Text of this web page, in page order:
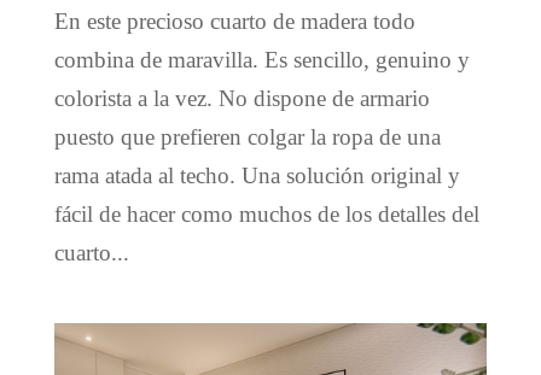
En este precioso cuarto de madera todo
combina de maravilla. Es sencillo, genuino y
colorista a la vez. No dispone de armario
puesto que prefieren colgar la ropa de una
rama atada al techo. Una solución original y
fácil de hacer como muchos de los detalles del
cuarto...